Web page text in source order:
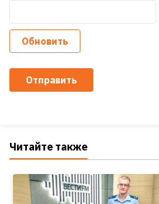
Обновить
Отправить
Читайте также